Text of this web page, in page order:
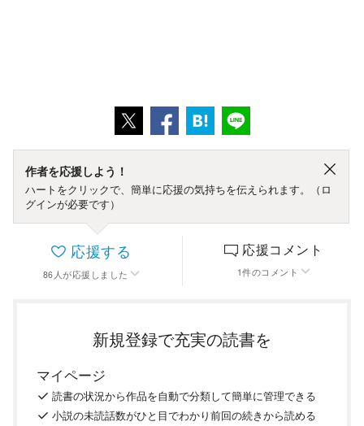
作者を応援しよう！
ハートをクリックで、簡単に応援の気持ちを伝えられます。（ロ
グインが必要です）
応援する
86 人 が応援しました
応援コメント
1件のコメント
新規登録で充実の読書を
マイページ
読書の状況から作品を自動で分類して簡単に管理できる
小説の未読話数がひと目でわかり前回の続きから読める